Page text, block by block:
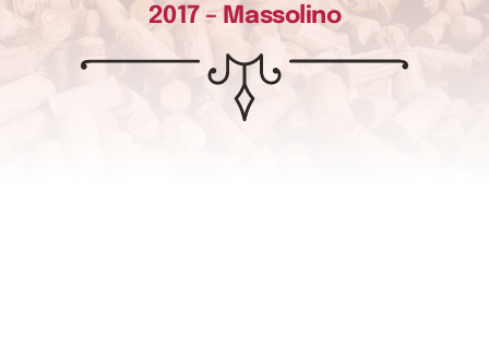
2017 – Massolino